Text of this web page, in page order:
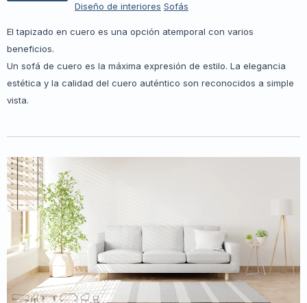
Diseño de interiores Sofás
El tapizado en cuero es una opción atemporal con varios
beneficios.
Un sofá de cuero es la máxima expresión de estilo. La elegancia
estética y la calidad del cuero auténtico son reconocidos a simple
vista.